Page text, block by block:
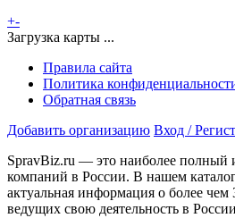
+-
Загрузка карты ...
Правила сайта
Политика
Обратная связь
Добавить организацию Вход /
SpravBiz.ru — это наиболее полный
компаний в России. В нашем
актуальная информация о более
ведущих свою деятельность в